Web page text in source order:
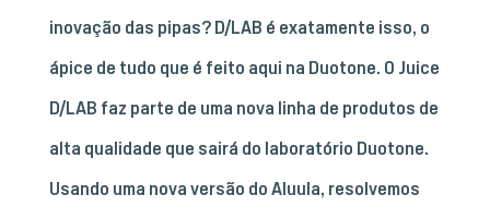
inovação das pipas? D/LAB é exatamente isso, o
ápice de tudo que é feito aqui na Duotone. O Juice
D/LAB faz parte de uma nova linha de produtos de
alta qualidade que sairá do laboratório Duotone.
Usando uma nova versão do Aluula, resolvemos